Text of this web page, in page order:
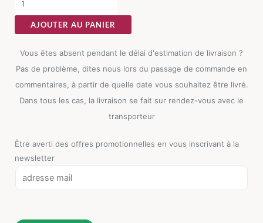
AJOUTER AU PANIER
Vous êtes absent pendant le délai d'estimation de livraison ?
Pas de problème, dites nous lors du passage de commande en
commentaires, à partir de quelle date vous souhaitez être livré.
Dans tous les cas, la livraison se fait sur rendez-vous avec le
transporteur
Être averti des offres promotionnelles en vous inscrivant à la
newsletter
m